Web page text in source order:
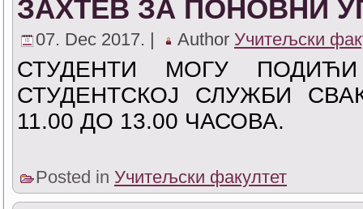
ЗАХТЕВ ЗА ПОНОВНИ
07. Dec 2017. | Author Учитељски
СТУДЕНТИ МОГУ
СТУДЕНТСКОЈ СЛУЖБИ
11.00 ДО 13.00 ЧАСОВА.
Posted in Учитељски факултет